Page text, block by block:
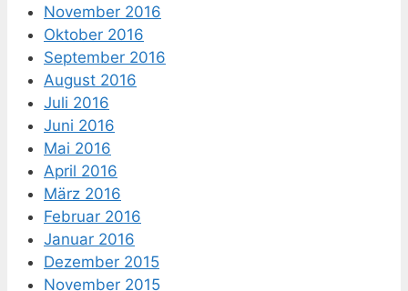
November 2016
Oktober 2016
September 2016
August 2016
Juli 2016
Juni 2016
Mai 2016
April 2016
März 2016
Februar 2016
Januar 2016
Dezember 2015
November 2015